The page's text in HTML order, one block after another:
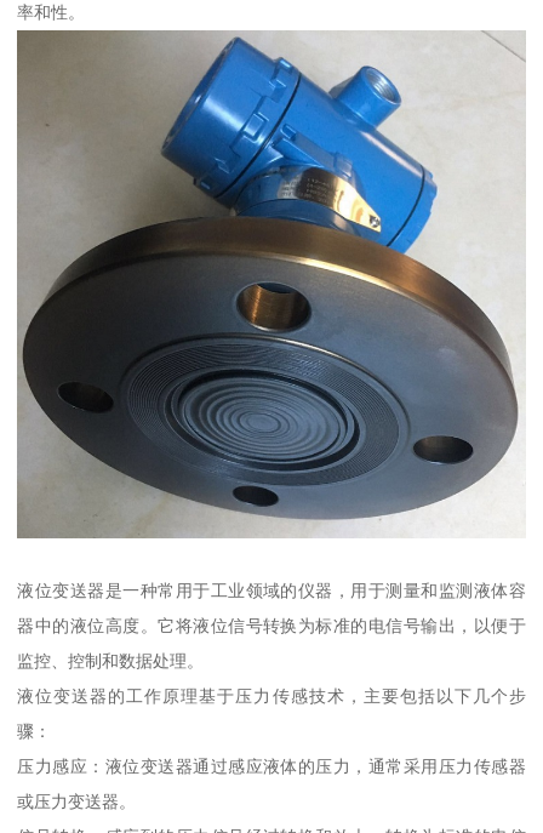
率和性。
液位变送器是一种常用于工业领域的仪器，用于测量和监测液体容
器中的液位高度。它将液位信号转换为标准的电信号输出，以便于
监控、控制和数据处理。
液位变送器的工作原理基于压力传感技术，主要包括以下几个步
骤：
压力感应：液位变送器通过感应液体的压力，通常采用压力传感器
或压力变送器。